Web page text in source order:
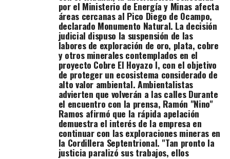
Los integrantes
presentaron un
enviado por el
Energía y Minas,
en el que, según
compromiso de
actividades de
exploración ni
por el Ministerio de Energía y Minas afecta
áreas cercanas al Pico Diego de Ocampo,
declarado Monumento Natural. La decisión
judicial dispuso la suspensión de las
labores de exploración de oro, plata, cobre
y otros minerales contemplados en el
proyecto Cobre El Hoyazo I, con el objetivo
de proteger un ecosistema considerado de
alto valor ambiental. Ambientalistas
advierten que volverán a las calles Durante
el encuentro con la prensa, Ramón "Nino"
Ramos afirmó que la rápida apelación
demuestra el interés de la empresa en
continuar con las exploraciones mineras en
la Cordillera Septentrional. "Tan pronto la
justicia paralizó sus trabajos, ellos